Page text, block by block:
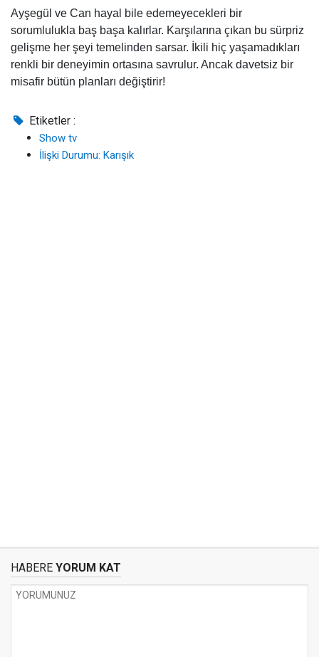
Ayşegül ve Can hayal bile edemeyecekleri bir
sorumlulukla baş başa kalırlar. Karşılarına çıkan bu sürpriz
gelişme her şeyi temelinden sarsar. İkili hiç yaşamadıkları
renkli bir deneyimin ortasına savrulur. Ancak davetsiz bir
misafir bütün planları değiştirir!
Etiketler :
Show tv
İlişki Durumu: Karışık
HABERE YORUM KAT